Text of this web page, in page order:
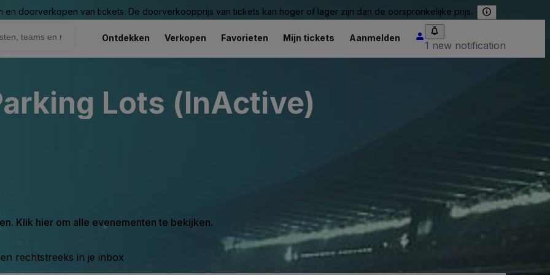
doorverkopen van tickets. De doorverkoopprijs van tickets kan hoger of lager zijn dan de oorspronkelijke prijs.
Ontdekken Verkopen Favorieten Mijn tickets Aanmelden
1 new notification
Lots (InActive)
Klik hier om alle evenementen te bekijken.
rechtstreeks in je inbox